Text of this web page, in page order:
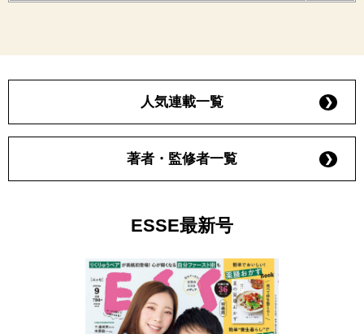
人気連載一覧
著者・監修者一覧
ESSE最新号